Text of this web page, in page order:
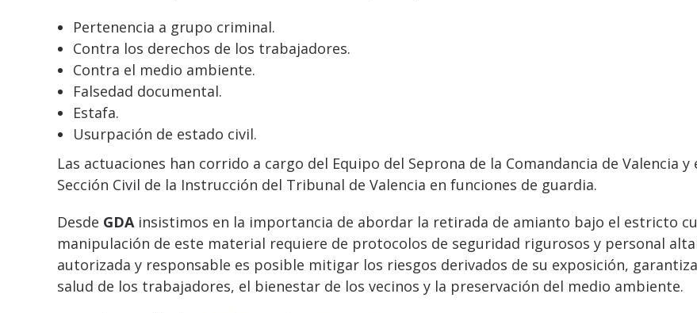
Pertenencia a grupo criminal.
Contra los derechos de los trabajadores.
Contra el medio ambiente.
Falsedad documental.
Estafa.
Usurpación de estado civil.
Las actuaciones han corrido a cargo del Equipo del Seprona de la Comandancia de Valencia
Sección Civil de la Instrucción del Tribunal de Valencia en funciones de guardia.
Desde GDAinsistimos en la importancia de abordar la retirada de amianto bajo el estricto
manipulación de este material requiere de protocolos de seguridad rigurosos y personal
autorizada y responsable es posible mitigar los riesgos derivados de su exposición,
salud de los trabajadores, el bienestar de los vecinos y la preservación del medio ambiente.